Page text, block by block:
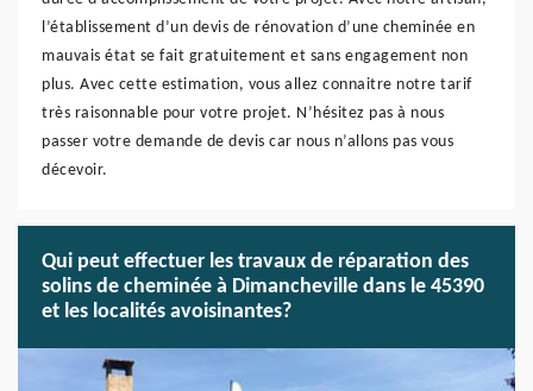
l’établissement d’un devis de rénovation d’une cheminée en
mauvais état se fait gratuitement et sans engagement non
plus. Avec cette estimation, vous allez connaitre notre tarif
très raisonnable pour votre projet. N’hésitez pas à nous
passer votre demande de devis car nous n’allons pas vous
décevoir.
Qui peut effectuer les travaux de réparation des
solins de cheminée à Dimancheville dans le 45390
et les localités avoisinantes?